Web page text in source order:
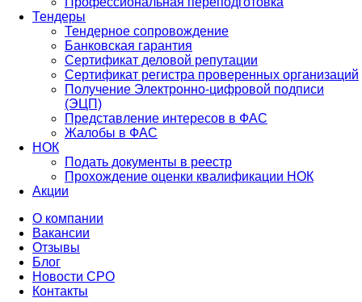
Тендеры
Тендерное сопровождение
Банковская гарантия
Сертификат деловой репутации
Сертификат регистра проверенных организаций
Получение Электронно-цифровой подписи
(ЭЦП)
Представление интересов в ФАС
Жалобы в ФАС
НОК
Подать документы в реестр
Прохождение оценки квалификации НОК
Акции
О компании
Вакансии
Отзывы
Блог
Новости СРО
Контакты